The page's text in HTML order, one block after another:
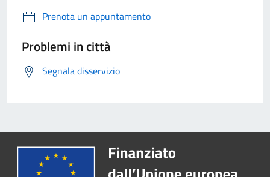
Prenota un appuntamento
Problemi in città
Segnala disservizio